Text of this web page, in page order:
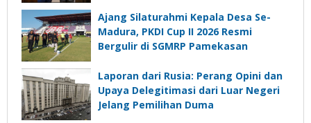
Ajang Silaturahmi Kepala Desa Se-
Madura, PKDI Cup II 2026 Resmi
Bergulir di SGMRP Pamekasan
Laporan dari Rusia: Perang Opini dan
Upaya Delegitimasi dari Luar Negeri
Jelang Pemilihan Duma